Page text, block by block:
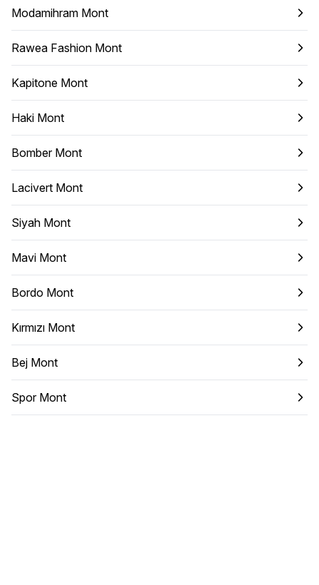
Modamihram Mont
Rawea Fashion Mont
Kapitone Mont
Haki Mont
Bomber Mont
Lacivert Mont
Siyah Mont
Mavi Mont
Bordo Mont
Kırmızı Mont
Bej Mont
Spor Mont